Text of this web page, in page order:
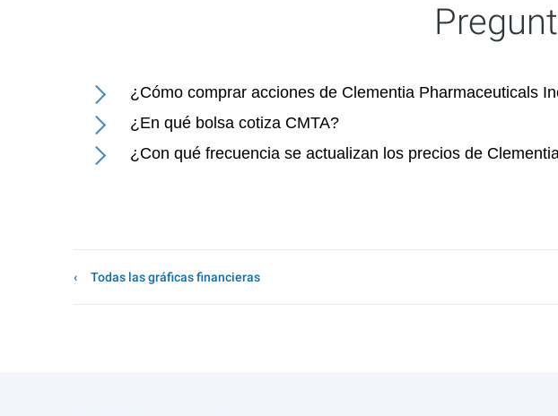
¿Cómo comprar acciones de Clementia Pharmaceuticals
¿En qué bolsa cotiza CMTA?
¿Con qué frecuencia se actualizan los precios de
Todas las gráficas financieras